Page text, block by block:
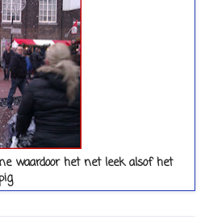
waardoor het net leek alsof het